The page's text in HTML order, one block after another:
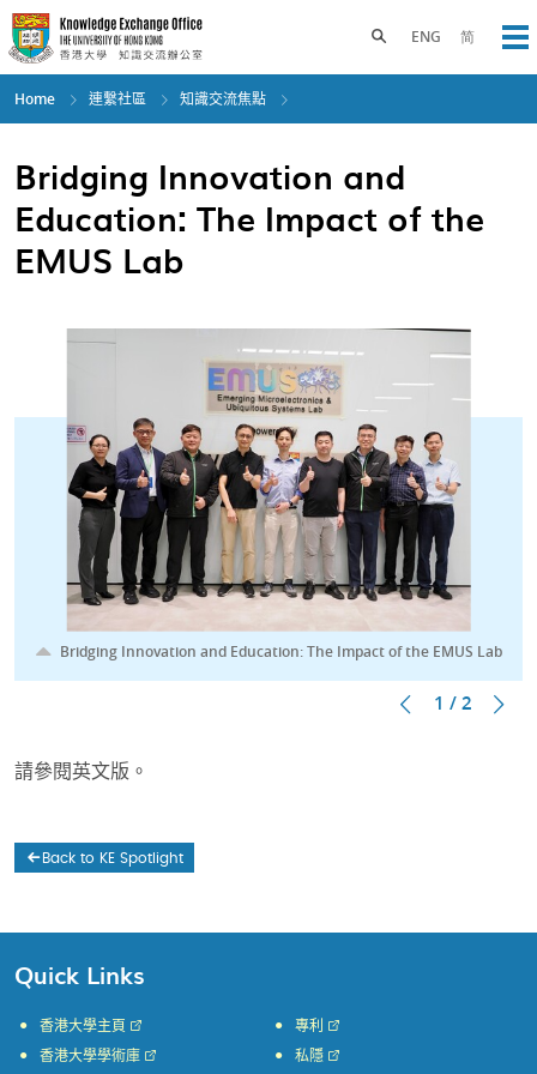
Skip
to
main
content
ENG 简
Toggle search panel
Home 連繫社區 知識交流焦點
Bridging Innovation and
Education: The Impact of the
EMUS Lab
Bridging Innovation and Education: The Impact of the EMUS Lab
1 / 2
請參閱英文版。
Back to KE Spotlight
Quick Links
香港大學主頁
香港大學學術庫
專利
私隱